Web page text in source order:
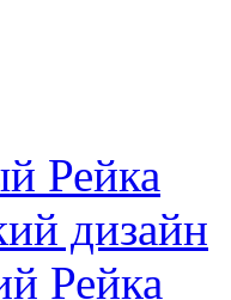
Рейка
дизайн
Рейка